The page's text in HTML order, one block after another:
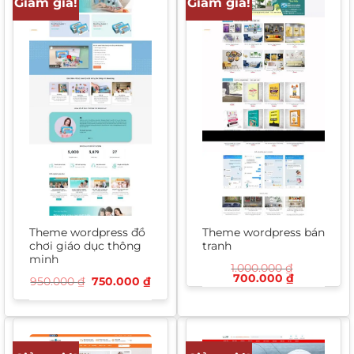
Giảm giá!
Theme wordpress đồ
chơi giáo dục thông
minh
950.000₫ Giá
750.000 ₫Giá
hiện
tại
750.000 ₫.
Giảm giá!
Theme wordpress bán
tranh
1.000.000₫
Giá
700.000 ₫Giá
700.000